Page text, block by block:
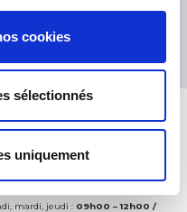
cookies
sélectionnés
uniquement
/5
mardi, jeudi : 09h00 – 12h00 /